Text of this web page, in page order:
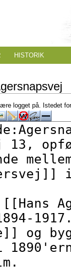
logget på. Istedet
HISTORIK